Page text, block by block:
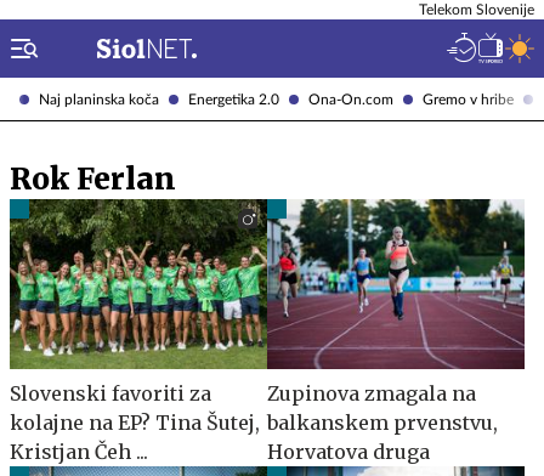
Naj planinska koča Energetika 2.0 Ona-On.com Gremo v hribe
Telekom Slovenije
Rok Ferlan
Slovenski favoriti za
kolajne na EP? Tina Šutej,
Kristjan Čeh ...
Zupinova zmagala na
balkanskem prvenstvu,
Horvatova druga